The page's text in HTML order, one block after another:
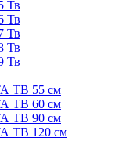
Тв
Тв
Тв
Тв
Тв
ТВ 55 см
ТВ 60 см
ТВ 90 см
ТВ 120 см